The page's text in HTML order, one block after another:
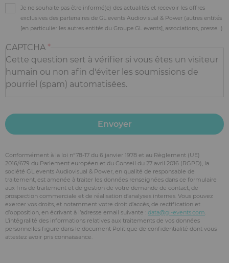
Je ne souhaite pas être informé(e) des actualités et recevoir les offres
exclusives des partenaires de GL events Audiovisual & Power (autres entités
[en particulier les autres entités du Groupe GL events], associations, presse…)
CAPTCHA
Cette question sert à vérifier si vous êtes un visiteur
humain ou non afin d'éviter les soumissions de
pourriel (spam) automatisées.
Conformément à la loi n°78-17 du 6 janvier 1978 et au Règlement (UE)
2016/679 du Parlement européen et du Conseil du 27 avril 2016 (RGPD), la
société GL events Audiovisual & Power, en qualité de responsable de
traitement, est amenée à traiter les données renseignées dans ce formulaire
aux fins de traitement et de gestion de votre demande de contact, de
prospection commerciale et de réalisation d’analyses internes. Vous pouvez
exercer vos droits, et notamment votre droit d’accès, de rectification et
d’opposition, en écrivant à l’adresse email suivante : data@gl-events.com.
L’intégralité des informations relatives aux traitements de vos données
personnelles figure dans le document Politique de confidentialité dont vous
attestez avoir pris connaissance.